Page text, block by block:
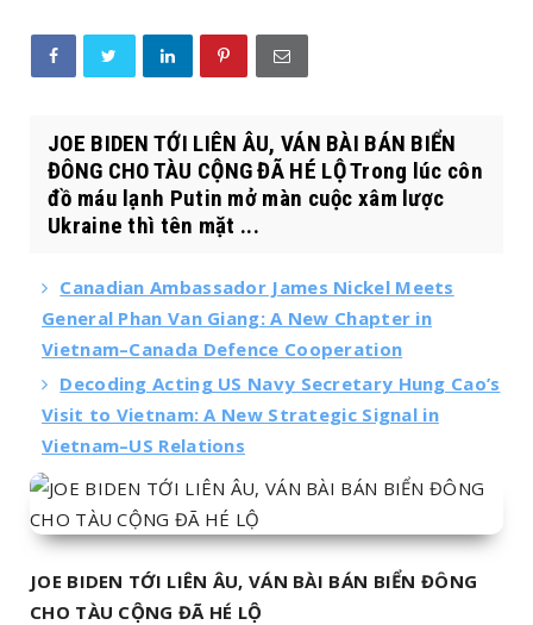
JOE BIDEN TỚI LIÊN ÂU, VÁN BÀI BÁN BIỂN
ĐÔNG CHO TÀU CỘNG ĐÃ HÉ LỘ Trong lúc côn
đồ máu lạnh Putin mở màn cuộc xâm lược
Ukraine thì tên mặt ...
Canadian Ambassador James Nickel Meets
General Phan Van Giang: A New Chapter in
Vietnam–Canada Defence Cooperation
Decoding Acting US Navy Secretary Hung Cao’s
Visit to Vietnam: A New Strategic Signal in
Vietnam–US Relations
JOE BIDEN TỚI LIÊN ÂU, VÁN BÀI BÁN BIỂN ĐÔNG
CHO TÀU CỘNG ĐÃ HÉ LỘ